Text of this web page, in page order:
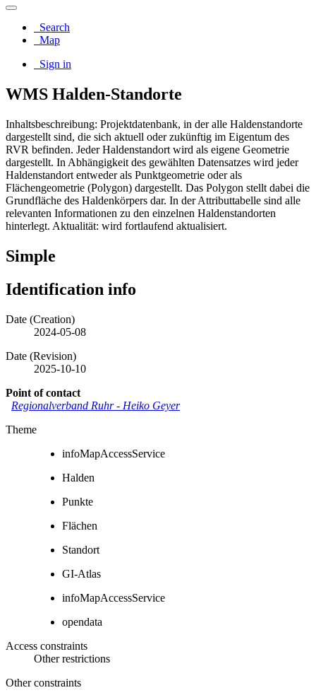
Search
Map
Sign in
WMS Halden-Standorte
Inhaltsbeschreibung: Projektdatenbank, in der alle Haldenstandorte
dargestellt sind, die sich aktuell oder zukünftig im Eigentum des
RVR befinden. Jeder Haldenstandort wird als eigene Geometrie
dargestellt. In Abhängigkeit des gewählten Datensatzes wird jeder
Haldenstandort entweder als Punktgeometrie oder als
Flächengeometrie (Polygon) dargestellt. Das Polygon stellt dabei die
Grundfläche des Haldenkörpers dar. In der Attributtabelle sind alle
relevanten Informationen zu den einzelnen Haldenstandorten
hinterlegt. Aktualität: wird fortlaufend aktualisiert.
Simple
Identification info
Date (Creation)
2024-05-08
Date (Revision)
2025-10-10
Point of contact
Regionalverband Ruhr- Heiko Geyer
Theme
infoMapAccessService
Halden
Punkte
Flächen
Standort
GI-Atlas
infoMapAccessService
opendata
Access constraints
Other restrictions
Other constraints